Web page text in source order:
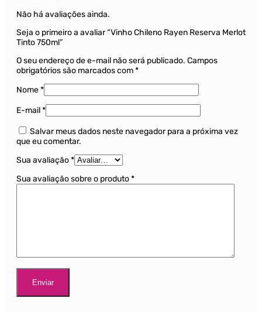
Não há avaliações ainda.
Seja o primeiro a avaliar “Vinho Chileno Rayen Reserva Merlot
Tinto 750ml”
O seu endereço de e-mail não será publicado. Campos
obrigatórios são marcados com*
Nome*
E-mail*
Salvar meus dados neste navegador para a próxima vez
que eu comentar.
Sua avaliação*
Sua avaliação sobre o produto*